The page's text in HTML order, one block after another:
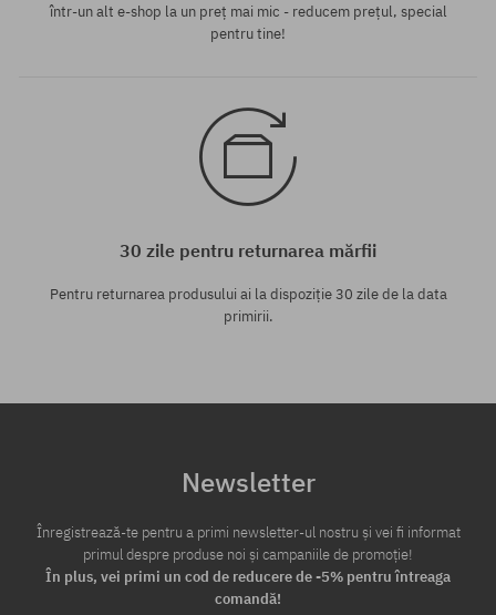
într-un alt e-shop la un preț mai mic - reducem prețul, special
pentru tine!
30 zile pentru returnarea mărfii
Pentru returnarea produsului ai la dispoziție 30 zile de la data
primirii.
Newsletter
Înregistrează-te pentru a primi newsletter-ul nostru și vei fi informat
primul despre produse noi și campaniile de promoție!
În plus, vei primi un cod de reducere de -5% pentru întreaga
comandă!